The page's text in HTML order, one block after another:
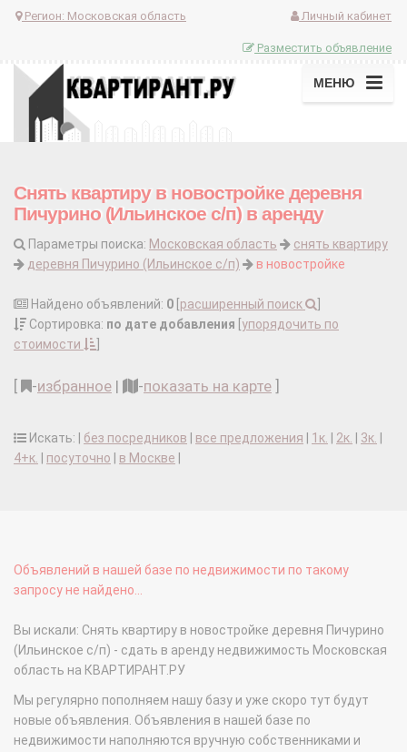
Регион: Московская область Личный кабинет
Разместить объявление
МЕНЮ
Снять квартиру в новостройке деревня
Пичурино (Ильинское с/п) в аренду
Параметры поиска: Московская область
снять квартиру
деревня Пичурино (Ильинское с/п)
в новостройке
Найдено объявлений: 0 расширенный поиск
Сортировка: по дате добавления упорядочить по
стоимости
-избранное | -показать на карте
Искать: | без посредников все предложения 1к. 2к. 3к.
4+к.
посуточно в Москве
Объявлений в нашей базе по недвижимости по такому
запросу не найдено...
Вы искали: Снять квартиру в новостройке деревня Пичурино
(Ильинское с/п) - сдать в аренду недвижимость Московская
область на КВАРТИРАНТ.РУ
Мы регулярно пополняем нашу базу и уже скоро тут будут
новые объявления. Объявления в нашей базе по
недвижимости наполняются вручную собственниками и